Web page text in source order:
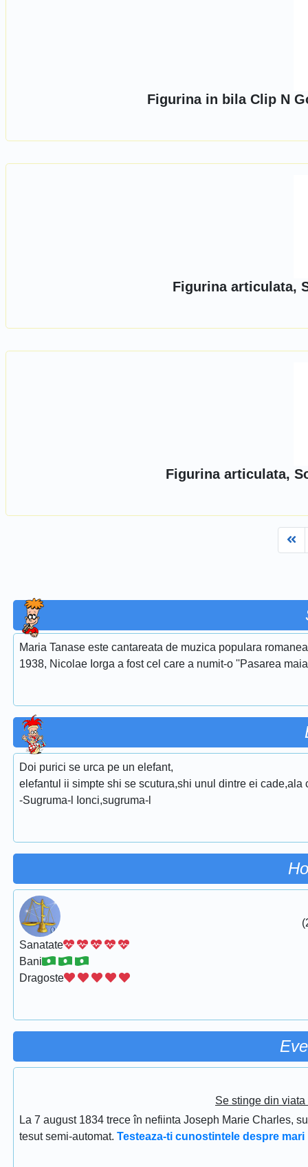
Figurina in bila Clip N
Figurina articulata,
Figurina articulata,
Maria Tanase este cantareata de muzica populara
1938, Nicolae Iorga a fost cel care a numit-o ''Pasarea
Doi purici se urca pe un elefant,
elefantul ii simpte shi se scutura,shi unul dintre ei cade,ala
-Sugruma-l Ionci,sugruma-l
Sanatate
Bani
Dragoste
Se stinge din
La 7 august 1834 trece în nefiinta Joseph Marie Charles,
tesut semi-automat. Testeaza-ti cunostintele despre